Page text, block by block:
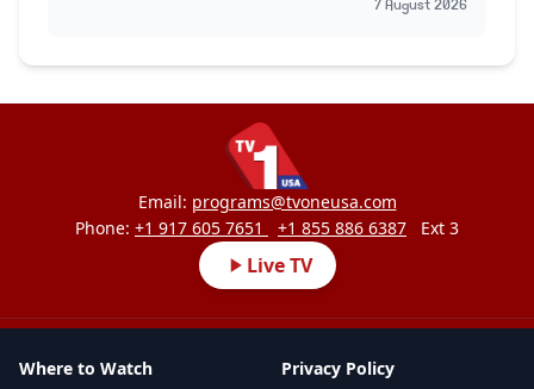
7 August 2026
Email: programs@tvoneusa.com
Phone: +1 917 605 7651 +1 855 886 6387 Ext 3
Live TV
Where to Watch
Privacy Policy